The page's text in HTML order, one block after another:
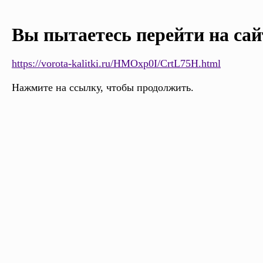
Вы пытаетесь перейти на
https://vorota-kalitki.ru/HMOxp0I/CrtL75H.html
Нажмите на ссылку, чтобы продолжить.